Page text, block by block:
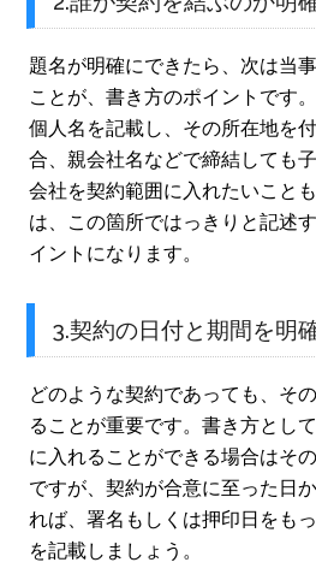
題名が明確にできたら、次は当
ことが、書き方のポイントです
個人名を記載し、その所在地を
合、親会社名などで締結しても
会社を契約範囲に入れたいこと
は、この箇所ではっきりと記述
イントになります。
3.契約の日付と期間を明
どのような契約であっても、そ
ることが重要です。書き方とし
に入れることができる場合はそ
ですが、契約が合意に至った日
れば、署名もしくは押印日をも
を記載しましょう。